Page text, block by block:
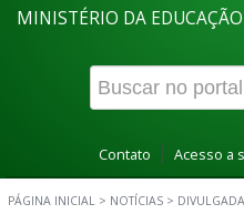
MINISTÉRIO DA EDUCAÇÃO
Contato Acesso a
PÁGINA INICIAL > NOTÍCIAS >